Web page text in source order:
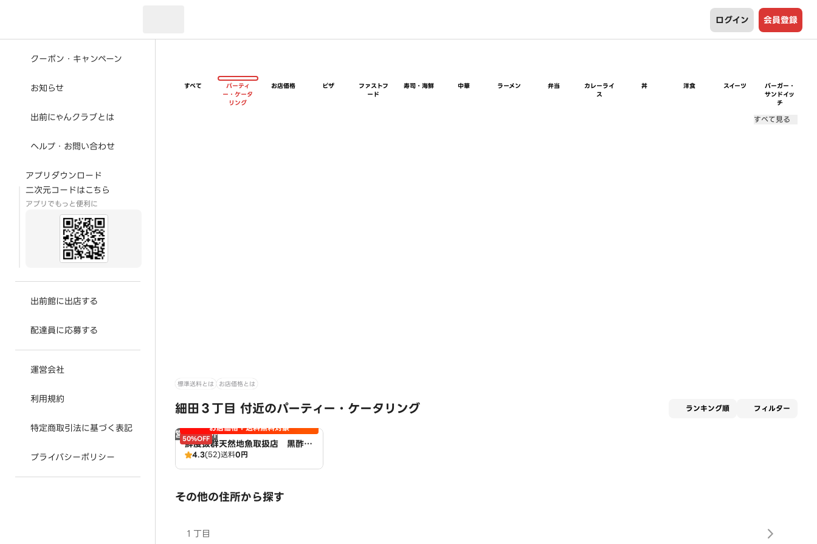
ログイン 会員登録
クーポン・キャンペーン
お知らせ
出前にゃんクラブとは
ヘルプ・お問い合わせ
アプリダウンロード
二次元コードはこちら
アプリでもっと便利に
出前館に出店する
配達員に応募する
運営会社
利用規約
特定商取引法に基づく表記
プライバシーポリシー
すべて
パーティ
ー・ケータ
リング
お店価格 ピザ
ファストフ
ード
寿司・海鮮 中華 ラーメン 弁当
カレーライ
ス
丼 洋食 スイーツ
バーガー・
サンドイッ
チ
すべて見る
標準送料とは お店価格とは
細田３丁目 付近のパーティー・ケータリング ランキング順 フィルター
営業時間外
50%OFF
お店価格＋送料無料対象
鮮度抜群天然地魚取扱店 黒酢の
寿司京山 広域配達店
4.3(52)送料0円
その他の住所から探す
１丁目